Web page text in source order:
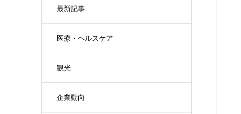
最新記事
医療・ヘルスケア
観光
企業動向